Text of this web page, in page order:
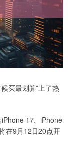
买最划算”上了热
17、iPhone
在9月12日20点开